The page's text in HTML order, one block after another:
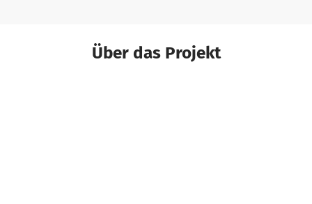
Über das Projekt